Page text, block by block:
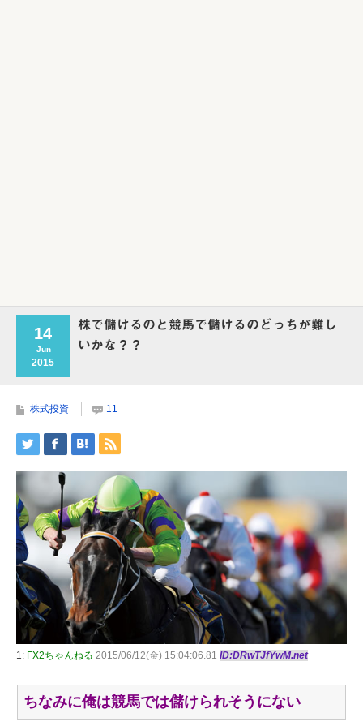
14
Jun
2015
株で儲けるのと競馬で儲けるのどっちが難し
いかな？？
株式投資 11
1: FX2ちゃんねる 2015/06/12(金) 15:04:06.81 ID:DRwTJfYwM.net
ちなみに俺は競馬では儲けられそうにない